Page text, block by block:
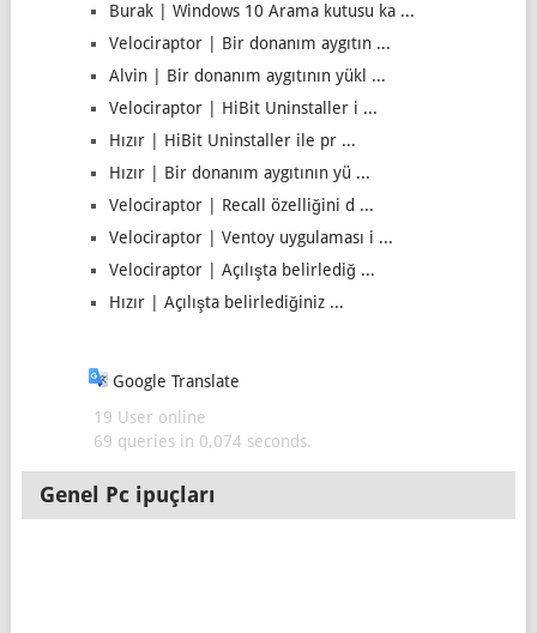
Burak | Windows 10 Arama kutusu ka ...
Velociraptor | Bir donanım aygıtın ...
Alvin | Bir donanım aygıtının yükl ...
Velociraptor | HiBit Uninstaller i ...
Hızır | HiBit Uninstaller ile pr ...
Hızır | Bir donanım aygıtının yü ...
Velociraptor | Recall özelliğini d ...
Velociraptor | Ventoy uygulaması i ...
Velociraptor | Açılışta belirlediğ ...
Hızır | Açılışta belirlediğiniz ...
Google Translate
19 User online
69 queries in 0,074 seconds.
Genel Pc ipuçları